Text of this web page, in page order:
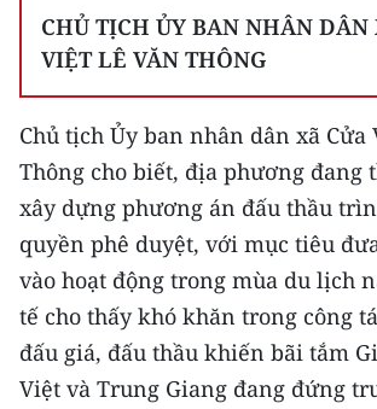
CHỦ TỊCH ỦY BAN NHÂN DÂN
VIỆT LÊ VĂN THÔNG
Chủ tịch Ủy ban nhân dân xã Cửa
Thông cho biết, địa phương đang
xây dựng phương án đấu thầu
quyền phê duyệt, với mục tiêu
vào hoạt động trong mùa du lịch
tế cho thấy khó khăn trong công
đấu giá, đấu thầu khiến bãi tắm
Việt và Trung Giang đang đứng